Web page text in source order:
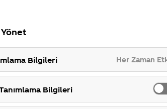
Bilgileri Her Zaman
Bilgileri